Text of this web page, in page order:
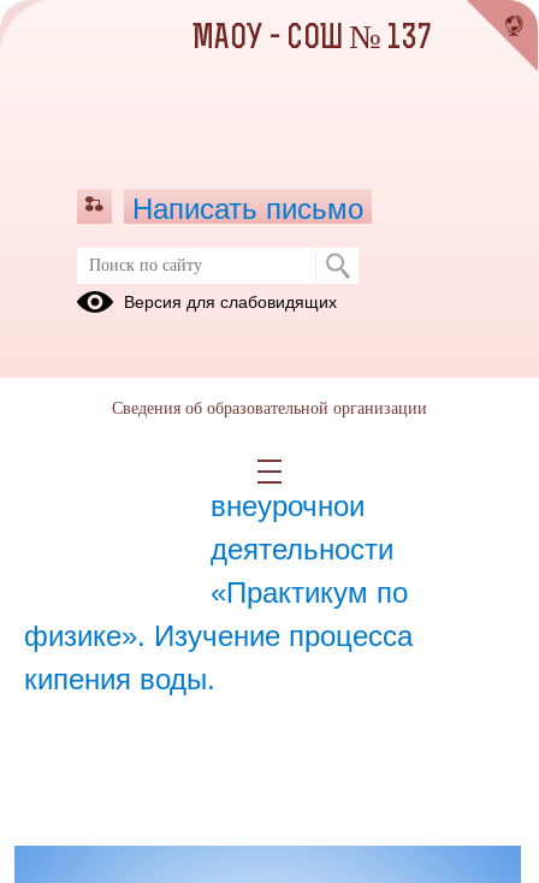
Октябрь 2022
Занятие по программе
внеурочной
деятельности
«Практикум по
физике». Изучение процесса
кипения воды.
МАОУ - СОШ № 137
Написать письмо
Версия для слабовидящих
Сведения об образовательной организации